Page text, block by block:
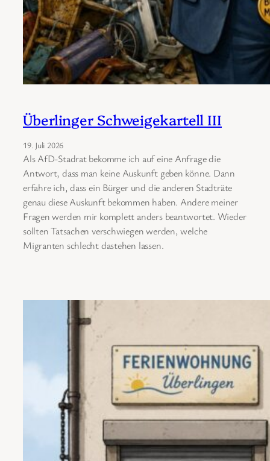
Überlinger Schweigekartell III
19. Juli 2026
Als AfD-Stadrat bekomme ich auf eine Anfrage die
Antwort, dass man keine Auskunft geben könne. Dann
erfahre ich, dass ein Bürger und die anderen Stadträte
genau diese Auskunft bekommen haben. Andere meiner
Fragen werden mir komplett anders beantwortet. Wieder
sollten Tatsachen verschwiegen werden, welche
Migranten schlecht dastehen lassen.